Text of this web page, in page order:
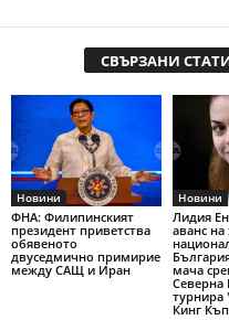
СВЪРЗАНИ
Новини
ФНА: Филипинският
президент приветства
обявеното
двуседмично примирие
между САЩ и Иран
Новини
Лидия
аванс
мача
Северна
Кинг